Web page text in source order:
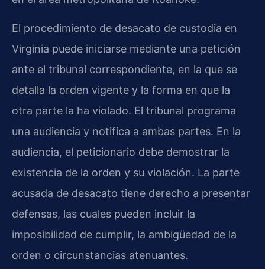
El procedimiento de desacato de custodia en
Virginia puede iniciarse mediante una petición
ante el tribunal correspondiente, en la que se
detalla la orden vigente y la forma en que la
otra parte la ha violado. El tribunal programa
una audiencia y notifica a ambas partes. En la
audiencia, el peticionario debe demostrar la
existencia de la orden y su violación. La parte
acusada de desacato tiene derecho a presentar
defensas, las cuales pueden incluir la
imposibilidad de cumplir, la ambigüedad de la
orden o circunstancias atenuantes.